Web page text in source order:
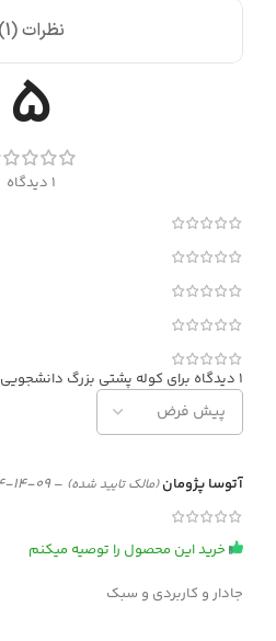
نظرات (1)
5
1 دیدگاه
1 دیدگاه برای
کوله پشتی بزرگ دانشجویی mr90-40
آتوسا پژومان(مالک تایید شده) –
09-14-1404
خرید این محصول را توصیه میکنم
جادار و کاربردی و سبک